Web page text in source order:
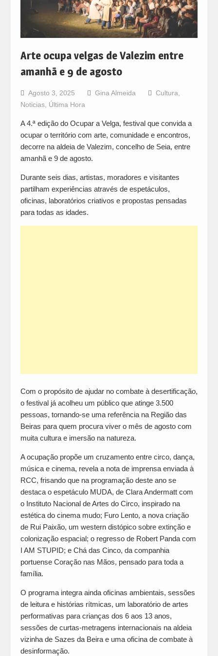
Arte ocupa velgas de Valezim entre
amanhã e 9 de agosto
Agosto 3, 2025 Gina Almeida Cultura
Noticias, Última Hora
A 4.ª edição do Ocupar a Velga, festival que convida a
ocupar o território com arte, comunidade e encontros,
decorre na aldeia de Valezim, concelho de Seia, entre
amanhã e 9 de agosto.
Durante seis dias, artistas, moradores e visitantes
partilham experiências através de espetáculos,
oficinas, laboratórios criativos e propostas pensadas
para todas as idades.
Com o propósito de ajudar no combate à desertificação,
o festival já acolheu um público que atinge 3.500
pessoas, tornando-se uma referência na Região das
Beiras para quem procura viver o mês de agosto com
muita cultura e imersão na natureza.
A ocupação propõe um cruzamento entre circo, dança,
música e cinema, revela a nota de imprensa enviada à
RCC, frisando que na programação deste ano se
destaca o espetáculo MUDA, de Clara Andermatt com
o Instituto Nacional de Artes do Circo, inspirado na
estética do cinema mudo; Furo Lento, a nova criação
de Rui Paixão, um western distópico sobre extinção e
colonização espacial; o regresso de Robert Panda com
I AM STUPID; e Chá das Cinco, da companhia
portuense Coração nas Mãos, pensado para toda a
família.
O programa integra ainda oficinas ambientais, sessões
de leitura e histórias rítmicas, um laboratório de artes
performativas para crianças dos 6 aos 13 anos,
sessões de curtas-metragens internacionais na aldeia
vizinha de Sazes da Beira e uma oficina de combate à
desinformação.